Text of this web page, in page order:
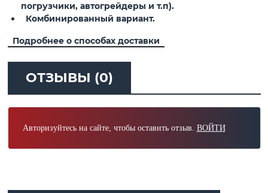
погрузчики, автогрейдеры и т.п).
Комбинированный вариант.
Подробнее о способах доставки
ОТЗЫВЫ (0)
Авторизуйтесь на сайте, чтобы оставить отзыв. ВОЙТИ